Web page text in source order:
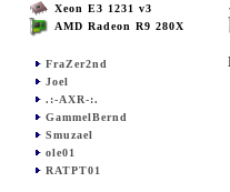
Xeon E3 1231 v3
AMD Radeon R9 280X
FraZer2nd
Joel
.:-AXR-:.
GammelBernd
Smuzael
ole01
RATPT01